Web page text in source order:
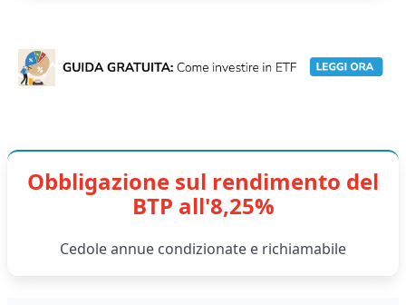
Obbligazione sul rendimento del
BTP all'8,25%
Cedole annue condizionate e richiamabile